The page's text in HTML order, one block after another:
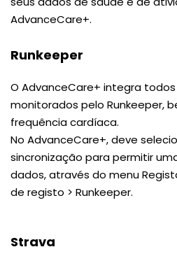
AdvanceCare+.
Runkeeper
O AdvanceCare+ integra
monitorados pelo Runkeeper,
frequência cardíaca.
No AdvanceCare+, deve
sincronização para permitir
dados, através do menu
de registo > Runkeeper.
Strava